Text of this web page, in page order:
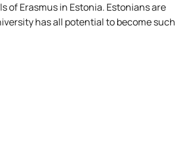
of Erаsmus in Estonia. Estonians are
has all potential to become such